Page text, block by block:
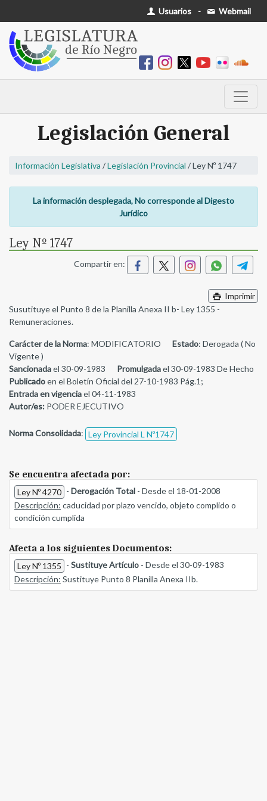
Usuarios - Webmail
Legislación General
Información Legislativa /Legislación Provincial / Ley Nº 1747
La información desplegada, No corresponde al Digesto
Jurídico
Ley Nº 1747
Compartir en:
Imprimir
Susutituye el Punto 8 de la Planilla Anexa II b- Ley 1355 -
Remuneraciones.
Carácter de la Norma: MODIFICATORIO Estado: Derogada ( No
Vigente )
Sancionadael 30-09-1983 Promulgadael 30-09-1983 De Hecho
Publicadoen el Boletín Oficial del 27-10-1983 Pág.1;
Entrada en vigenciael 04-11-1983
Autor/es: PODER EJECUTIVO
Norma Consolidada: Ley Provincial L Nº1747
Se encuentra afectada por:
Ley Nº 4270 - Derogación Total - Desde el 18-01-2008
Descripción: caducidad por plazo vencido, objeto complido o
condición cumplida
Afecta a los siguientes Documentos:
Ley Nº 1355 - Sustituye Artículo - Desde el 30-09-1983
Descripción: Sustituye Punto 8 Planilla Anexa IIb.